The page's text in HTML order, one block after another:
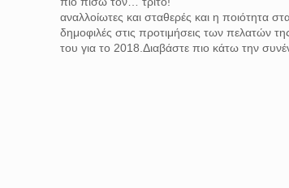
αναλλοίωτες και σταθερές και η ποιότητα
δημοφιλές στις προτιμήσεις των πελατών
του για το 2018.Διαβάστε πιο κάτω την